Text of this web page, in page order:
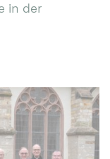
in der